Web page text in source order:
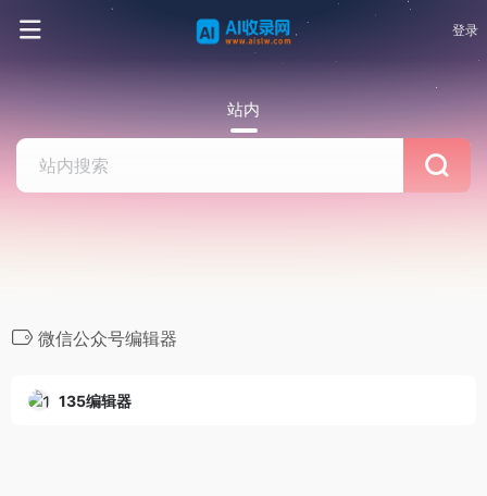
登录
站内
微信公众号编辑器
135编辑器